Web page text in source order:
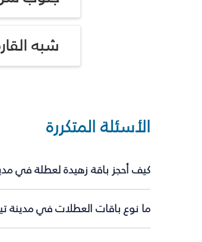
شبه
الأسئلة المتكررة
كيف أحجز باقة زهيدة لعطلة في
ما نوع باقات العطلات في مدينة